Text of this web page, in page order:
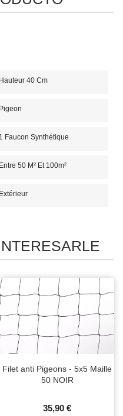
Hauteur 40 Cm
Pigeon
1 Faucon Synthétique
Entre 50 M² Et 100m²
Extérieur
Filet anti Pigeons - 5x5 Maille
50 NOIR
35,90 €